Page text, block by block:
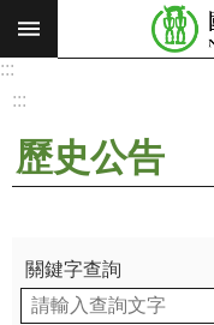
跳到主要內容區塊
搜
願
命
最
:::
:::
歷史公告
關鍵字查詢